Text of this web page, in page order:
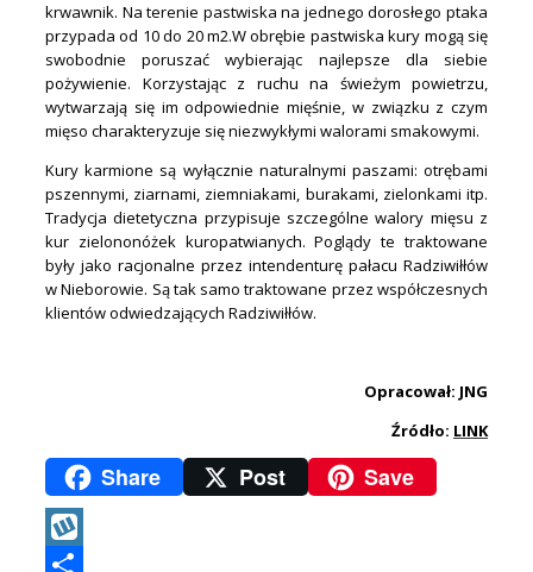
krwawnik. Na terenie pastwiska na jednego dorosłego ptaka
przypada od 10 do 20 m2.W obrębie pastwiska kury mogą się
swobodnie poruszać wybierając najlepsze dla siebie
pożywienie. Korzystając z ruchu na świeżym powietrzu,
wytwarzają się im odpowiednie mięśnie, w związku z czym
mięso charakteryzuje się niezwykłymi walorami smakowymi.
Kury karmione są wyłącznie naturalnymi paszami: otrębami
pszennymi, ziarnami, ziemniakami, burakami, zielonkami itp.
Tradycja dietetyczna przypisuje szczególne walory mięsu z
kur zielononóżek kuropatwianych. Poglądy te traktowane
były jako racjonalne przez intendenturę pałacu Radziwiłłów
w Nieborowie. Są tak samo traktowane przez współczesnych
klientów odwiedzających Radziwiłłów.
Opracował: JNG
Źródło: LINK
Share Post Save
Wykop